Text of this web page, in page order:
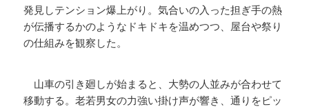
発見しテンション爆上がり。気合いの入った担ぎ手の熱
が伝播するかのようなドキドキを温めつつ、屋台や祭り
の仕組みを観察した。
山車の引き廻しが始まると、大勢の人並みが合わせて
移動する。老若男女の力強い掛け声が響き、通りをピッ